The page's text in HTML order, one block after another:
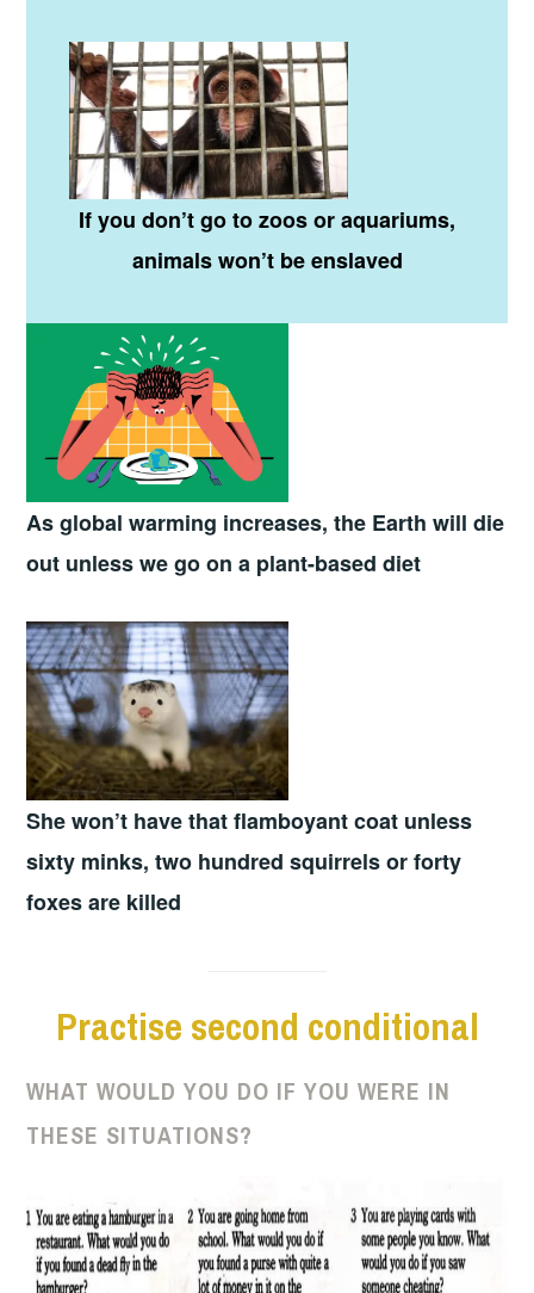
If you don’t go to zoos or aquariums,
animals won’t be enslaved
As global warming increases,the Earth will die
out unless we go on a plant-based diet
She won’t have that flamboyant coat unless
sixty minks,two hundred squirrelsor forty
foxes are killed
Practise second conditional
WHAT WOULD YOU DO IF YOU WERE IN
THESE SITUATIONS?